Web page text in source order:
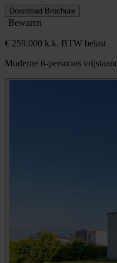
Download Brochure
Bewaren
€ 259.000 k.k. BTW belast
Moderne 6-persoons